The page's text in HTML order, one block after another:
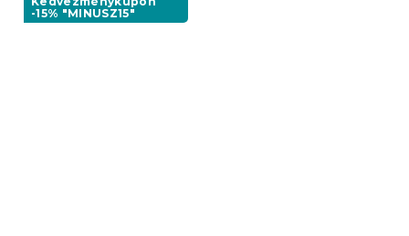
-15% "MINUSZ15"